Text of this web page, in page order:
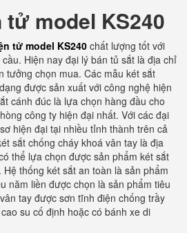
model KS240
tử model KS240chất lượng tốt với
Hiện nay đại lý bán tủ sắt là địa chỉ
tưởng chọn mua. Các mẫu két sắt
được sản xuất với công nghệ hiện
cánh đúc là lựa chọn hàng đầu cho
công ty hiện đại nhất. Với các đại
hiện đại tại nhiều tỉnh thành trên cả
sắt chống cháy khoá vân tay là địa
thể lựa chọn được sản phẩm két sắt
thống két sắt an toàn là sản phẩm
năm liền được chọn là sản phẩm tiêu
tay được sơn tĩnh điện chống trầy
su cố định hoặc có bánh xe di